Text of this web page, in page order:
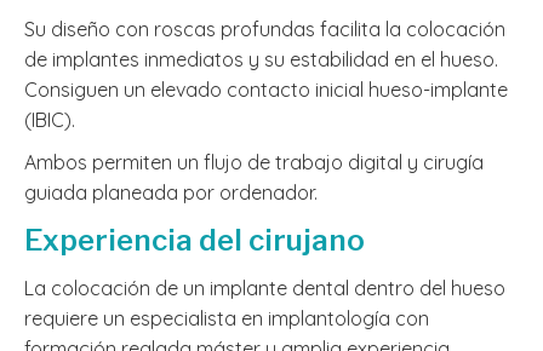
Su diseño con roscas profundas facilita la colocación
de implantes inmediatos y su estabilidad en el hueso.
Consiguen un elevado contacto inicial hueso-implante
(IBIC).
Ambos permiten un flujo de trabajo digital y cirugía
guiada planeada por ordenador.
Experiencia del cirujano
La colocación de un implante dental dentro del hueso
requiere un especialista en implantología con